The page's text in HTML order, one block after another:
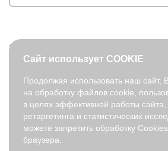
© 2026. fabretti.ru. Все права защищены
На информационном ресурсе применяются
технологии .
Все ресурсы сайта fabretti.ru, включая (но
Сайт использует COOKIE
Продолжая использовать наш сайт,
на обработку файлов cookie,
в целях эффективной работы
ретаргетинга и статистических
можете запретить обработку
браузера.